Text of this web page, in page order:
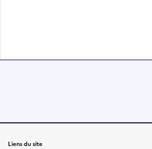
Liens du site